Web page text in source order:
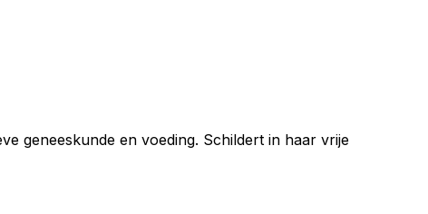
geneeskunde en voeding. Schildert in haar vrije